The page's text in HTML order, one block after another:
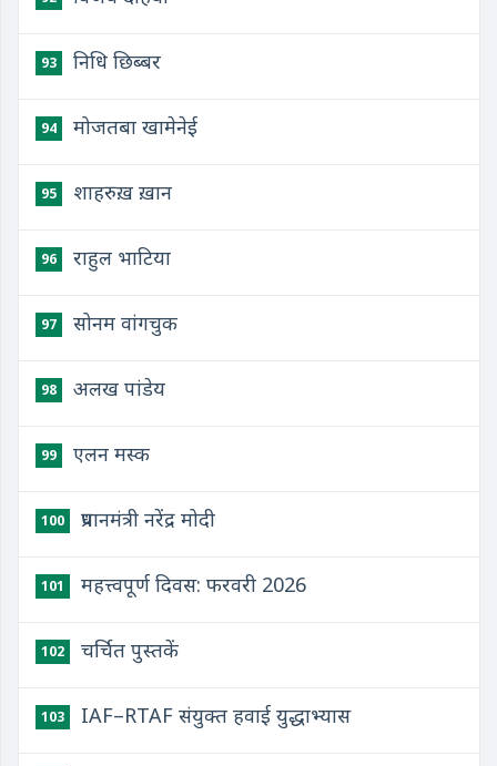
93 निधि छिब्बर
94 मोजतबा खामेनेई
95 शाहरुख़ ख़ान
96 राहुल भाटिया
97 सोनम वांगचुक
98 अलख पांडेय
99 एलन मस्क
100 प्रधानमंत्री नरेंद्र मोदी
101 महत्त्वपूर्ण दिवस: फरवरी 2026
102 चर्चित पुस्तकें
103 IAF–RTAF संयुक्त हवाई युद्धाभ्यास